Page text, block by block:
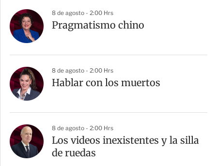
8 de agosto - 2:00 Hrs
Pragmatismo chino
8 de agosto - 2:00 Hrs
Hablar con los muertos
8 de agosto - 2:00 Hrs
Los videos inexistentes y la silla
de ruedas